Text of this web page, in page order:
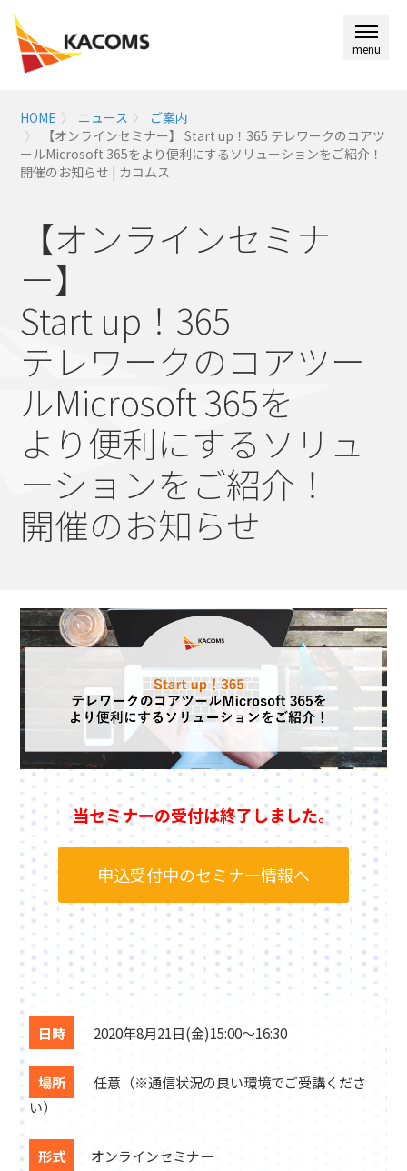
menu
HOME ニュース
ご案内
【オンラインセミナー】 Start up！365 テレワークのコアツ
ールMicrosoft 365をより便利にするソリューションをご紹介！
開催のお知らせ | カコムス
【オンラインセミナ
ー】
Start up！365
テレワークのコアツー
ルMicrosoft 365を
より便利にするソリュ
ーションをご紹介！
開催のお知らせ
当セミナーの受付は終了しました。
申込受付中のセミナー情報へ
日時 2020年8月21日(金)15:00～16:30
場所
任意（※通信状況の良い環境でご受講くださ
い）
形式 オンラインセミナー